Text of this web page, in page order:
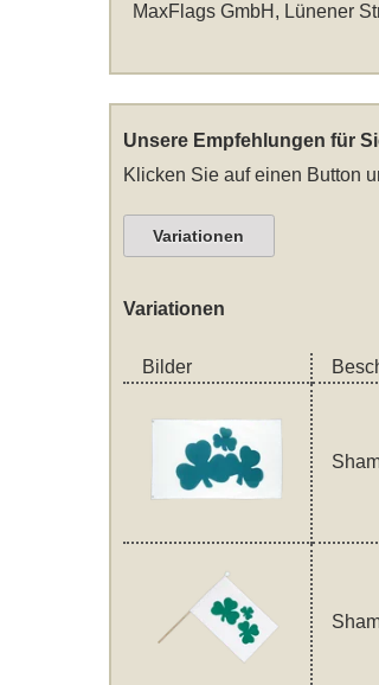
MaxFlags GmbH, Lünener
Unsere Empfehlungen für
Klicken Sie auf einen Button
Variationen
Variationen
Bilder